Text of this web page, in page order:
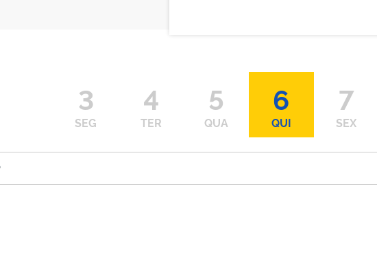
3
SEG
4
TER
5
QUA
6
QUI
7
SEX